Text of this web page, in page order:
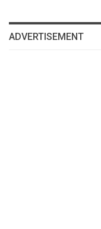
ADVERTISEMENT